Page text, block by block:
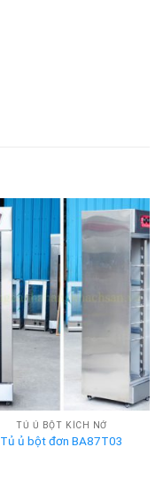
TỦ Ủ BỘT KÍCH NỞ
Tủ ủ bột đơn BA87T03